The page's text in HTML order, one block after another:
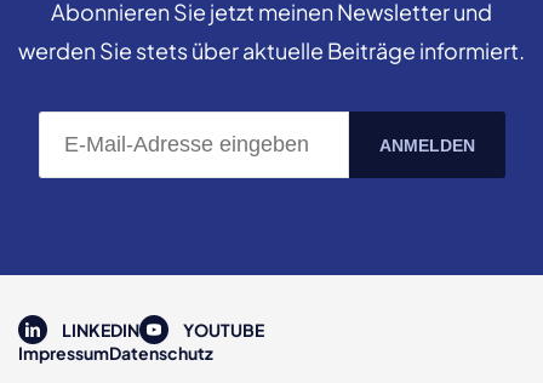
Abonnieren Sie jetzt meinen Newsletter und
werden Sie stets über aktuelle Beiträge informiert.
LINKEDIN
YOUTUBE
ImpressumDatenschutz